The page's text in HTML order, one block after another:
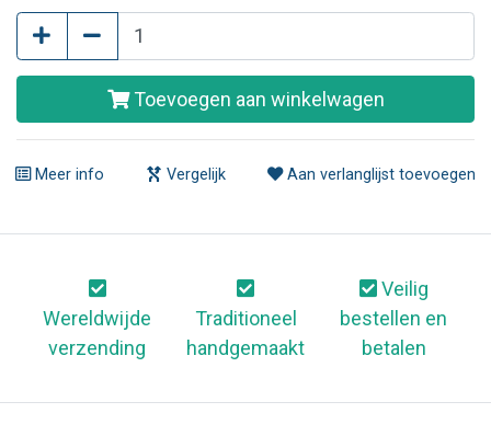
Toevoegen aan winkelwagen
Meer info Vergelijk Aan verlanglijst toevoegen
Wereldwijde
verzending
Traditioneel
handgemaakt
Veilig
bestellen en
betalen